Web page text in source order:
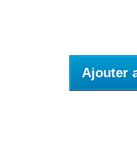
Ajouter